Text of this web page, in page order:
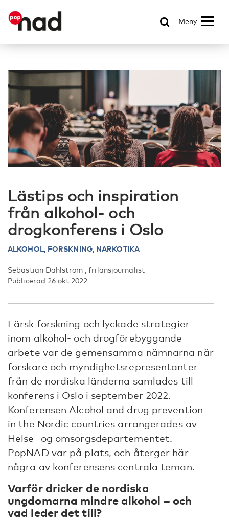
Meny
Lästips och inspiration
från alkohol- och
drogkonferens i Oslo
ALKOHOL, FORSKNING, NARKOTIKA
Sebastian Dahlström , frilansjournalist
Publicerad 26 okt 2022
Färsk forskning och lyckade strategier
inom alkohol- och drogförebyggande
arbete var de gemensamma nämnarna när
forskare och myndighetsrepresentanter
från de nordiska länderna samlades till
konferens i Oslo i september 2022.
Konferensen Alcohol and drug prevention
in the Nordic countries arrangerades av
Helse- og omsorgsdepartementet.
PopNAD var på plats, och återger här
några av konferensens centrala teman.
Varför dricker de nordiska
ungdomarna mindre alkohol – och
vad leder det till?